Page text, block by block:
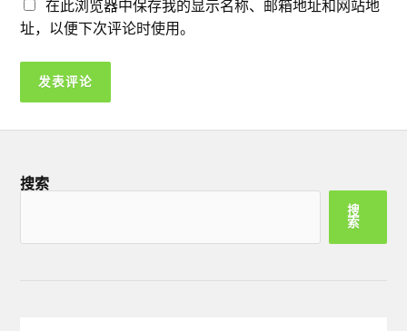
在此浏览器中保存我的显示名称、邮箱地址和网站地
址，以便下次评论时使用。
搜索
搜
索